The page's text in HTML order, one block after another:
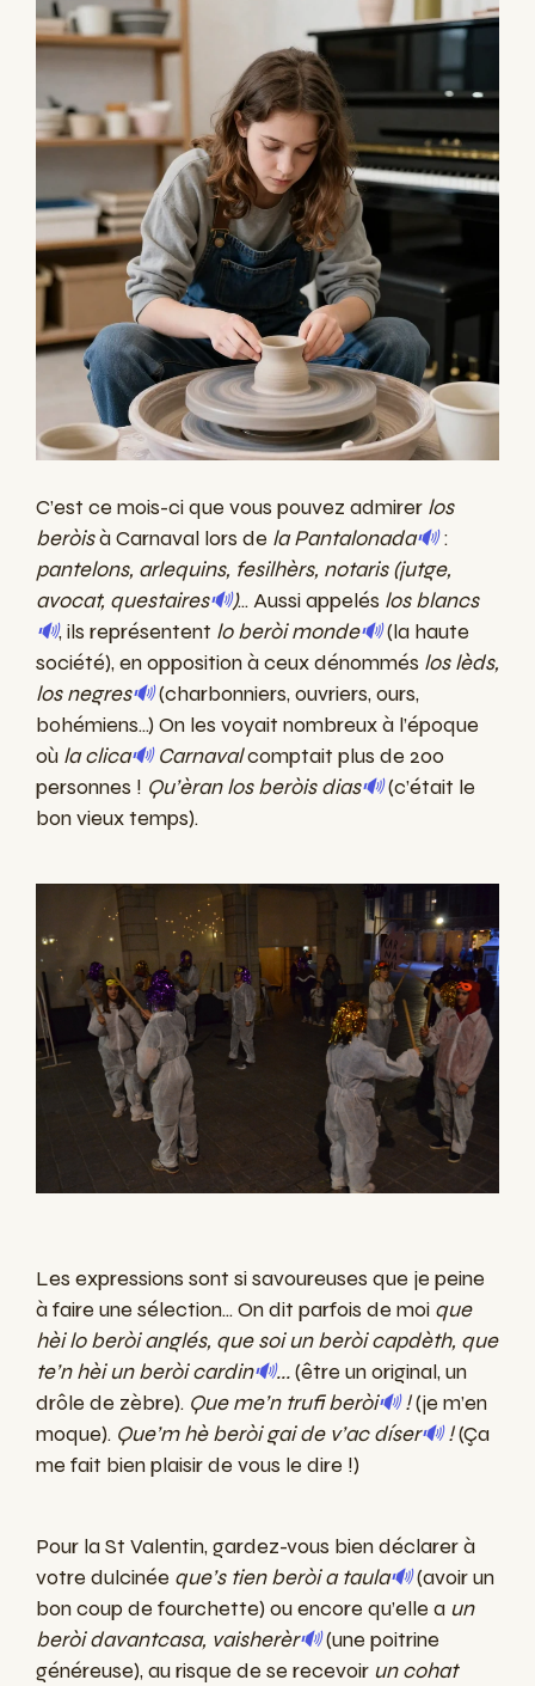
C’est ce mois-ci que vous pouvez admirer los
beròisà Carnaval lors de la Pantalonada🔊:
pantelons, arlequins, fesilhèrs, notaris (jutge,
avocat, questaires🔊)... Aussi appelés los blancs
🔊, ils représentent lo beròi monde🔊(la haute
société), en opposition à ceux dénommés los lèds,
los negres🔊(charbonniers, ouvriers, ours,
bohémiens...) On les voyait nombreux à l’époque
où la clica🔊Carnavalcomptait plus de 200
personnes ! Qu’èran los beròis dias🔊(c’était le
bon vieux temps).
Les expressions sont si savoureuses que je peine
à faire une sélection... On dit parfois de moi que
hèi lo beròi anglés, que soi un beròi capdèth, que
te’n hèi un beròi cardin🔊...(être un original, un
drôle de zèbre). Que me’n trufi beròi🔊!(je m’en
moque). Que’m hè beròi gai de v’ac díser🔊!(Ça
me fait bien plaisir de vous le dire !)
Pour la St Valentin, gardez-vous bien déclarer à
votre dulcinée que’s tien beròi a taula🔊(avoir un
bon coup de fourchette) ou encore qu’elle a un
beròi davantcasa, vaisherèr🔊(une poitrine
généreuse), au risque de se recevoir un cohat